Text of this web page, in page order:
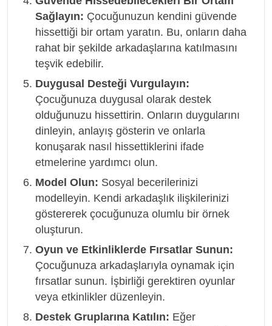
Sağlayın: Çocuğunuzun kendini güvende
hissettiği bir ortam yaratın. Bu, onların daha
rahat bir şekilde arkadaşlarına katılmasını
teşvik edebilir.
Duygusal Desteği Vurgulayın:
Çocuğunuza duygusal olarak destek
olduğunuzu hissettirin. Onların duygularını
dinleyin, anlayış gösterin ve onlarla
konuşarak nasıl hissettiklerini ifade
etmelerine yardımcı olun.
Model Olun: Sosyal becerilerinizi
modelleyin. Kendi arkadaşlık ilişkilerinizi
göstererek çocuğunuza olumlu bir örnek
oluşturun.
Oyun ve Etkinliklerde Fırsatlar Sunun:
Çocuğunuza arkadaşlarıyla oynamak için
fırsatlar sunun. İşbirliği gerektiren oyunlar
veya etkinlikler düzenleyin.
Destek Gruplarına Katılın: Eğer